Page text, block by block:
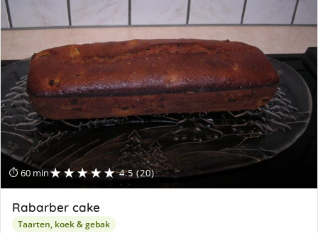
⏱ 60 min★★★★★ 4.5 (20)
Rabarber cake
Taarten, koek & gebak